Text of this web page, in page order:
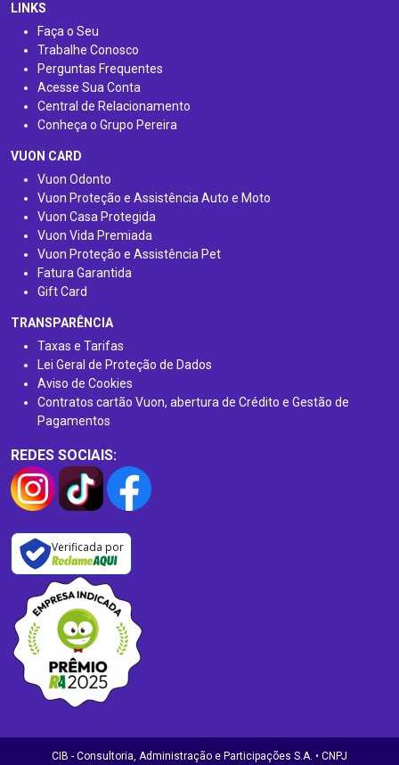
LINKS
Faça o Seu
Trabalhe Conosco
Perguntas Frequentes
Acesse Sua Conta
Central de Relacionamento
Conheça o Grupo Pereira
VUON CARD
Vuon Odonto
Vuon Proteção e Assistência Auto e Moto
Vuon Casa Protegida
Vuon Vida Premiada
Vuon Proteção e Assistência Pet
Fatura Garantida
Gift Card
TRANSPARÊNCIA
Taxas e Tarifas
Lei Geral de Proteção de Dados
Aviso de Cookies
Contratos cartão Vuon, abertura de Crédito e Gestão de
Pagamentos
REDES SOCIAIS:
Verificada por
CIB - Consultoria, Administração e Participações S.A. • CNPJ